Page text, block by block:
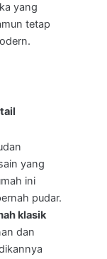
yang
tetap
yang
ini
pudar.
klasik
dan